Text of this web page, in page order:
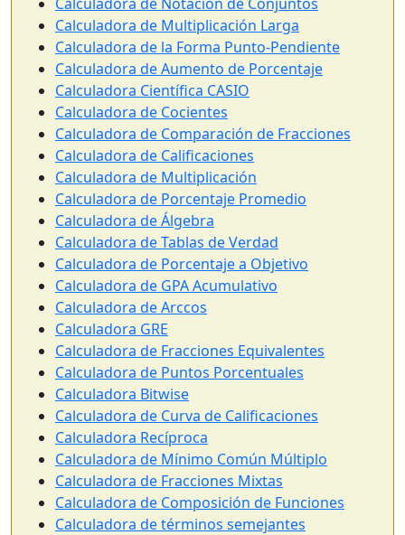
Calculadora de Multiplicación Larga
Calculadora de la Forma Punto-Pendiente
Calculadora de Aumento de Porcentaje
Calculadora Científica CASIO
Calculadora de Cocientes
Calculadora de Comparación de Fracciones
Calculadora de Calificaciones
Calculadora de Multiplicación
Calculadora de Porcentaje Promedio
Calculadora de Álgebra
Calculadora de Tablas de Verdad
Calculadora de Porcentaje a Objetivo
Calculadora de GPA Acumulativo
Calculadora de Arccos
Calculadora GRE
Calculadora de Fracciones Equivalentes
Calculadora de Puntos Porcentuales
Calculadora Bitwise
Calculadora de Curva de Calificaciones
Calculadora Recíproca
Calculadora de Mínimo Común Múltiplo
Calculadora de Fracciones Mixtas
Calculadora de Composición de Funciones
Calculadora de términos semejantes